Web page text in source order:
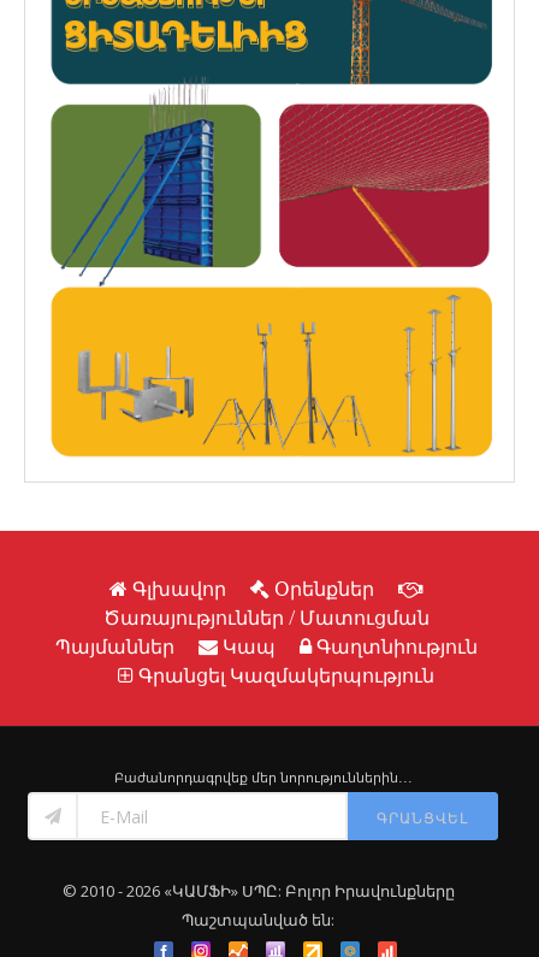
Գլխավոր
Օրենքներ
Ծառայություններ / Մատուցման
Պայմաններ
Կապ
Գաղտնիություն
Գրանցել Կազմակերպություն
Բաժանորդագրվեք մեր նորություններին․․․
ԳՐԱՆՑՎԵԼ
© 2010 - 2026 «ԿԱՄՖԻ» ՍՊԸ: Բոլոր Իրավունքները
Պաշտպանված են: